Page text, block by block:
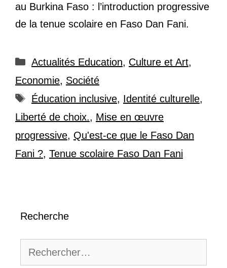
au Burkina Faso : l’introduction progressive
de la tenue scolaire en Faso Dan Fani.
Catégories
Actualités Education, Culture et Art,
Economie, Société
Étiquettes
Éducation inclusive, Identité culturelle,
Liberté de choix., Mise en œuvre
progressive, Qu'est-ce que le Faso Dan
Fani ?, Tenue scolaire Faso Dan Fani
Recherche